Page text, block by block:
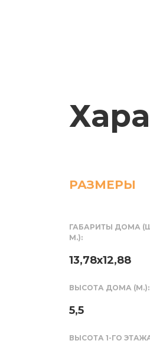
РАЗМЕРЫ
ГАБАРИТЫ ДОМА
М.):
13,78х12,88
ВЫСОТА ДОМА (М.):
5,5
ВЫСОТА 1-ГО